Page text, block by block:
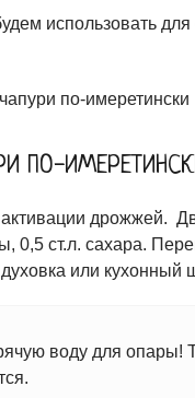
использовать
ПО-
дрожжей.
0,5 ст.л. сахара.
или кухонный
воду для опары!